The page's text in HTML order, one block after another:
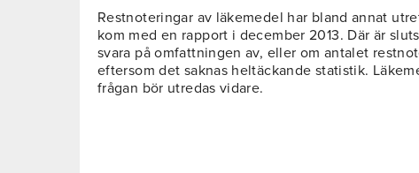
Restnoteringar av läkemedel har bland annat
kom med en rapport i december 2013. Där är
svara på omfattningen av, eller om antalet
eftersom det saknas heltäckande statistik.
frågan bör utredas vidare.